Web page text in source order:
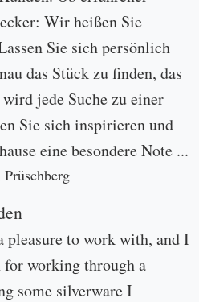
Wir heißen Sie
Sie sich persönlich
das Stück zu finden, das
jede Suche zu einer
Sie sich inspirieren und
eine besondere Note ...
pleasure to work with, and I
working through a
some silverware I